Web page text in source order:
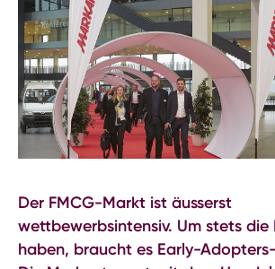
Der FMCG-Markt ist äusserst
wettbewerbsintensiv. Um stets die
haben, braucht es Early-